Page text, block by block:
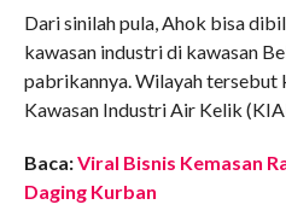
Dari sinilah pula, Ahok bisa
kawasan industri di kawasan
pabrikannya. Wilayah tersebut
Kawasan Industri Air Kelik
Baca:Viral Bisnis Kemasan
Daging Kurban